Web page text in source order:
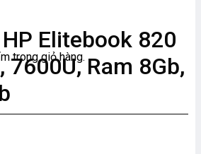
trong giỏ hàng.
Elitebook 820
7600U, Ram 8Gb,